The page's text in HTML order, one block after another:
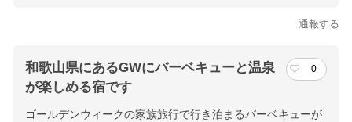
通報する
和歌山県にあるGWにバーベキューと温泉
が楽しめる宿です
0
ゴールデンウィークの家族旅行で行き泊まるバーベキューが